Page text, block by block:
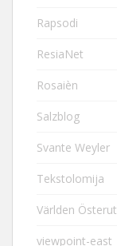
Rapsodi
ResiaNet
Rosaièn
Salzblog
Svante Weyler
Tekstolomija
Världen Österut
viewpoint-east